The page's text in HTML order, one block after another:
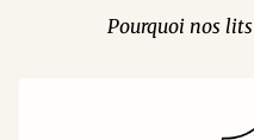
Pourquoi nos